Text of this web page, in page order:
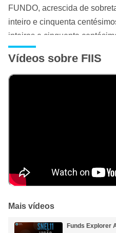
FUNDO, acrescida de
inteiro e cinquenta
inteiros e cinquenta
considerando a Distribuição
Amortização Extraordinária
Regulamento.
Vídeos sobre FIIS
Mais vídeos
Funds Explorer